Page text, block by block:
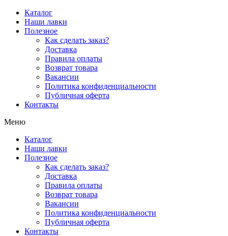
Перейти
содержимому
Каталог
Наши лавки
Полезное
Как сделать заказ?
Доставка
Правила оплаты
Возврат товара
Вакансии
Политика конфиденциальности
Публичная оферта
Контакты
Меню
Каталог
Наши лавки
Полезное
Как сделать заказ?
Доставка
Правила оплаты
Возврат товара
Вакансии
Политика конфиденциальности
Публичная оферта
Контакты